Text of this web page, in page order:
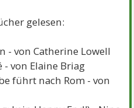
gelesen:
- von Catherine Lowell
von Elaine Briag
führt nach Rom - von